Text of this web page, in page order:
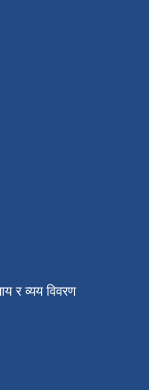
र व्यय विवरण